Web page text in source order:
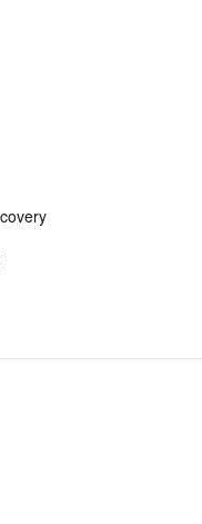
搭建、
最优秀的Java